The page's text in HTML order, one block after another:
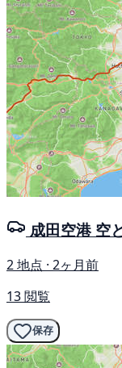
成田空港 空
2 地点 · 2ヶ月前
13 閲覧
保存